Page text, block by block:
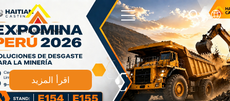
اقرأ المزيد